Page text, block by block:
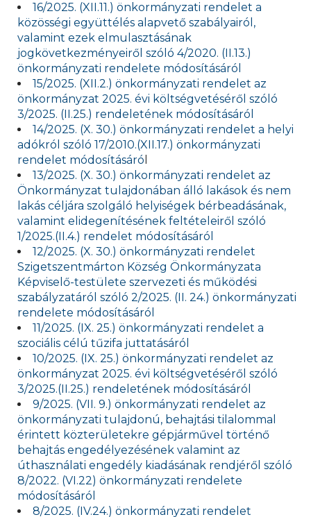
16/2025. (XII.11.) önkormányzati rendelet a
közösségi együttélés alapvető szabályairól,
valamint ezek elmulasztásának
jogkövetkezményeiről szóló 4/2020. (II.13.)
önkormányzati rendelete módosításáról
15/2025. (XII.2.) önkormányzati rendelet az
önkormányzat 2025. évi költségvetéséről szóló
3/2025. (II.25.) rendeletének módosításáról
14/2025. (X. 30.) önkormányzati rendelet a helyi
adókról szóló 17/2010.(XII.17.) önkormányzati
rendelet módosításáró
13/2025. (X. 30.) önkormányzati rendelet az
Önkormányzat tulajdonában álló lakások és nem
lakás céljára szolgáló helyiségek bérbeadásának,
valamint elidegenítésének feltételeiről szóló
1/2025.(II.4.) rendelet módosításáról
12/2025. (X. 30.) önkormányzati rendelet
Szigetszentmárton Község Önkormányzata
Képviselő-testülete szervezeti és működési
szabályzatáról szóló 2/2025. (II. 24.) önkormányzati
rendelete módosításáról
11/2025. (IX. 25.) önkormányzati rendelet a
szociális célú tűzifa juttatásáról
10/2025. (IX. 25.) önkormányzati rendelet az
önkormányzat 2025. évi költségvetéséről szóló
3/2025.(II.25.) rendeletének módosításáról
9/2025. (VII. 9.) önkormányzati rendelet az
önkormányzati tulajdonú, behajtási tilalommal
érintett közterületekre gépjárművel történő
behajtás engedélyezésének valamint az
úthasználati engedély kiadásának rendjéről szóló
8/2022. (VI.22) önkormányzati rendelete
módosításáról
8/2025. (IV.24.) önkormányzati rendelet